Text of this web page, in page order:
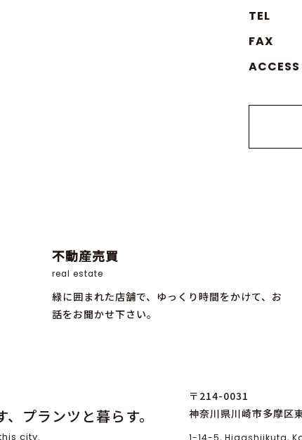
TEL
FAX
ACCESS
不動産売買
real estate
緑に囲まれた店舗で、ゆっくり時間をかけて、お
話をお聞かせ下さい。
プランツと暮らす。
city.
〒214-0031
神奈川県川崎市多摩区